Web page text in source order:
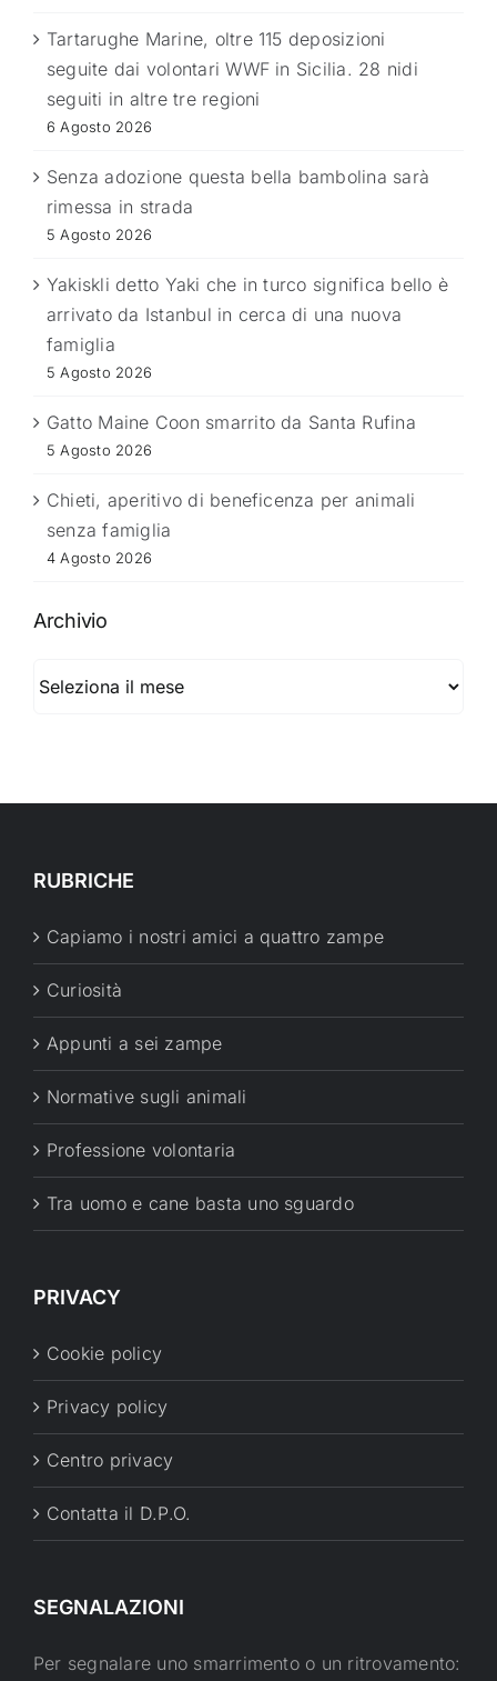
Tartarughe Marine, oltre 115 deposizioni
seguite dai volontari WWF in Sicilia. 28 nidi
seguiti in altre tre regioni
6 Agosto 2026
Senza adozione questa bella bambolina sarà
rimessa in strada
5 Agosto 2026
Yakiskli detto Yaki che in turco significa bello è
arrivato da Istanbul in cerca di una nuova
famiglia
5 Agosto 2026
Gatto Maine Coon smarrito da Santa Rufina
5 Agosto 2026
Chieti, aperitivo di beneficenza per animali
senza famiglia
4 Agosto 2026
Archivio
RUBRICHE
Capiamo i nostri amici a quattro zampe
Curiosità
Appunti a sei zampe
Normative sugli animali
Professione volontaria
Tra uomo e cane basta uno sguardo
PRIVACY
Cookie policy
Privacy policy
Centro privacy
Contatta il D.P.O.
SEGNALAZIONI
Per segnalare uno smarrimento o un ritrovamento: